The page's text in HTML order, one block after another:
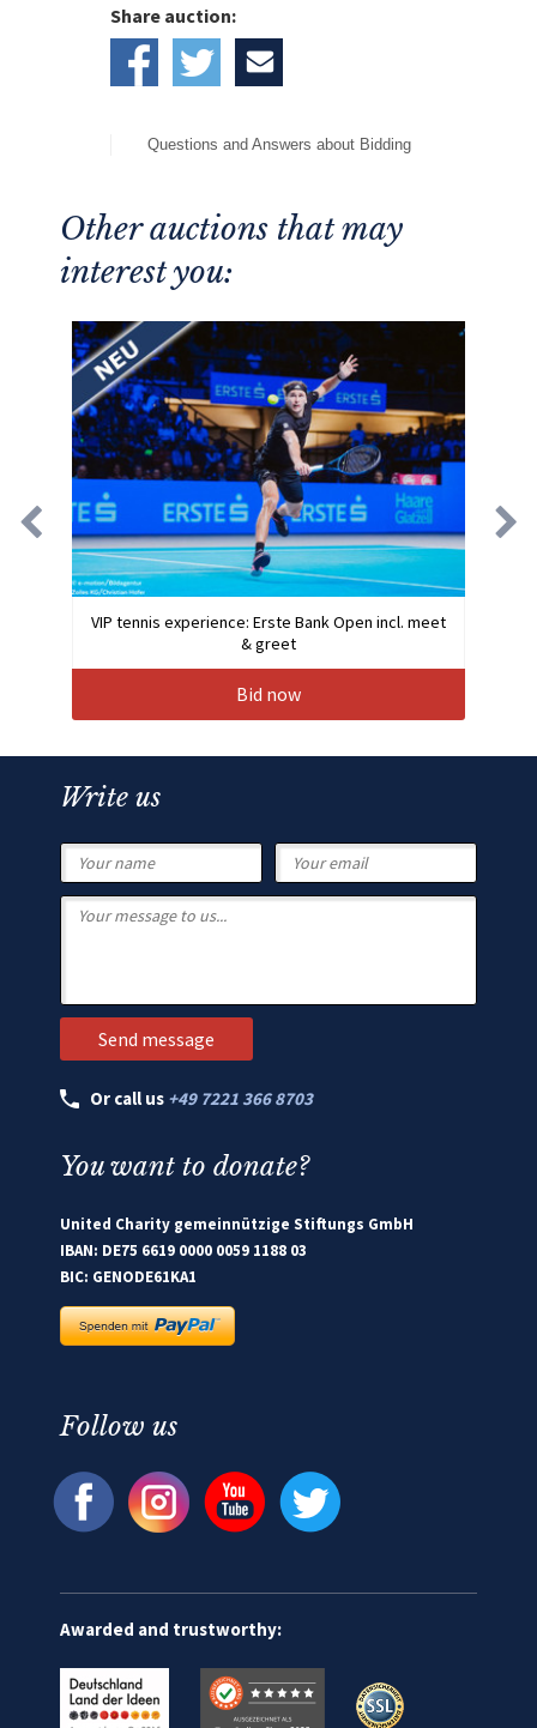
Share auction:
Questions and Answers about Bidding
Other auctions that may
interest you:
VIP tennis experience: Erste Bank Open incl. meet
& greet
Bid now
Write us
Or call us +49 7221 366 8703
You want to donate?
United Charity gemeinnützige Stiftungs GmbH
IBAN: DE75 6619 0000 0059 1188 03
BIC: GENODE61KA1
Follow us
Awarded and trustworthy: